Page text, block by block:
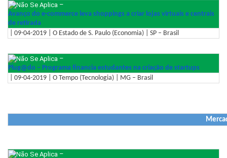
–
Avanço do e-commerce leva shoppings a criar lojas virtuais e centrais
de retirada
| 09-04-2019 | O Estado de S. Paulo (Economia) | SP – Brasil
–
Plug@do – Programa financia estudantes na criação de startups
| 09-04-2019 | O Tempo (Tecnologia) | MG – Brasil
–